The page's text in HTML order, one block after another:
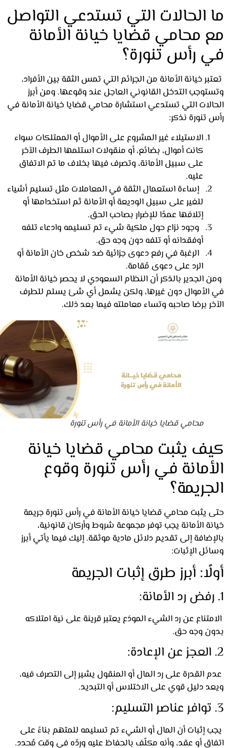
الحالات التي تستدعي التواصل
محامي قضايا خيانة الأمانة
رأس تنورة؟
خيانة الأمانة من الجرائم التي تمس الثقة بين الأفراد،
التدخل القانوني العاجل عند وقوعها. ومن أبرز
التي تستدعي استشارة محامي قضايا خيانة الأمانة في
نذكر:
الاستيلاء غير المشروع على الأموال أو الممتلكاتسواء
كانت أموال، بضائع، أو منقولات استلمها الطرف الآخر
على سبيل الأمانة، وتصرف فيها بخلاف ما تم الاتفاق
إساءة استعمال الثقة في المعاملاتمثل تسليم أشياء
للغير على سبيل الوديعة أو الأمانة ثم استخدامها أو
إتلافها عمدًا للإضرار بصاحب الحق.
وجود نزاع حول ملكية شيء تم تسليمه وادعاء تلفه
أوفقدانه أو تلفه دون وجه حق.
الرغبة في رفع دعوى جزائية ضد شخص خان الأمانة أو
الرد على دعوى مُقامة.
الجدير بالذكر أن النظام السعودي لا يحصر خيانة الأمانة
دون غيرها، ولكن يشمل أي شئ يسلم للطرف
برضا صاحبه وتساء معاملته فيما بعد ذلك.
محامي قضايا خيانة الأمانة في رأس تنورة
يثبت محامي قضايا خيانة
في رأس تنورة وقوع
يثبت محامي قضايا خيانة الأمانة في رأس تنورة جريمة
الأمانة يجب توفر مجموعة شروط وأركان قانونية،
إلى تقديم دلائل مادية موثقة. إليك فيما يأتي أبرز
الإثبات:
أبرز طرق إثبات الجريمة
عن رد الشيء المودَع يعتبر قرينة على نية امتلاكه
وجه حق.
القدرة على رد المال أو المنقول يشير إلى التصرف فيه،
دليل قوي على الاختلاس أو التبديد.
إثبات أن المال أو الشيء تم تسليمه للمتهم بناءً على
أو عقد، وأنه مكلّف بالحفاظ عليه وردّه في وقت مُحدد.